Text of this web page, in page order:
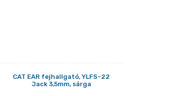
CAT EAR fejhallgató, YLFS-22
Jack 3,5mm, sárga